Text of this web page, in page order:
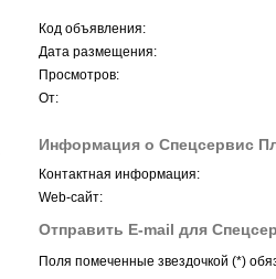
Код объявления:
Дата размещения:
Просмотров:
От:
Информация о Спецсервис
Контактная информация:
Web-сайт:
Отправить E-mail для
Поля помеченные звездочкой (*)